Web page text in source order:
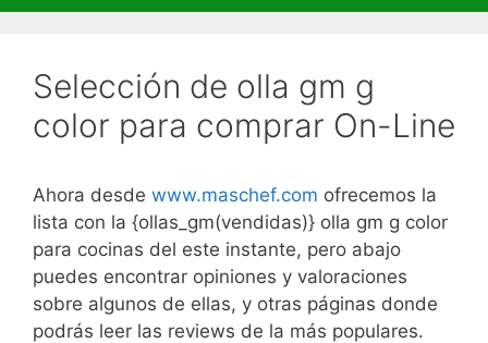
Selección de olla gm g
color para comprar On-Line
Ahora desde www.maschef.com ofrecemos la
lista con la {ollas_gm(vendidas)} olla gm g color
para cocinas del este instante, pero abajo
puedes encontrar opiniones y valoraciones
sobre algunos de ellas, y otras páginas donde
podrás leer las reviews de la más populares.